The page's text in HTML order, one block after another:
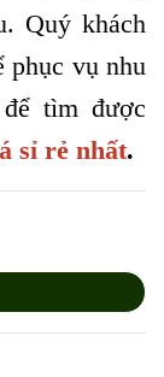
Quý khách
vụ nhu
tìm được
sỉ rẻ nhất.